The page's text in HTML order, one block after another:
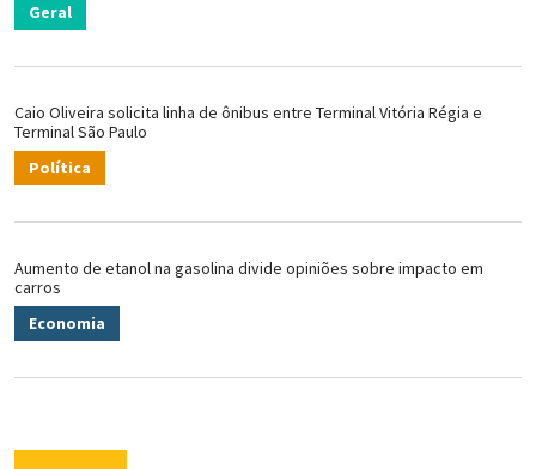
Geral
Caio Oliveira solicita linha de ônibus entre Terminal Vitória Régia e
Terminal São Paulo
Política
Aumento de etanol na gasolina divide opiniões sobre impacto em
carros
Economia